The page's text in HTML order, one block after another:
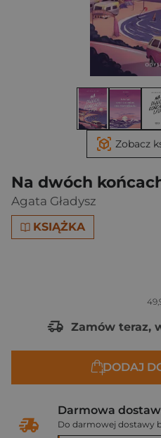
Na dwóch
Agata Gładysz
KSIĄŻKA
Zobacz
Zamów teraz,
DODAJ
Darmowa
Do darmowej dostawy